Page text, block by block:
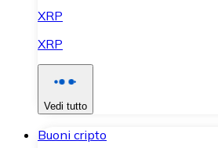
XRP
XRP
Vedi tutto
Buoni cripto